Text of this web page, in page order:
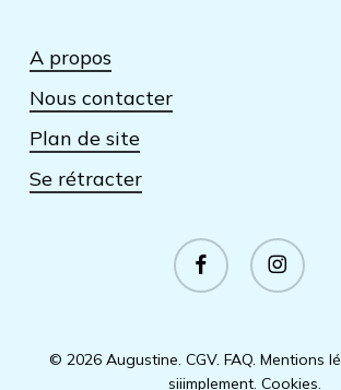
A propos
Nous contacter
Plan de site
Se rétracter
facebook instagram
© 2026 Augustine.CGV.FAQ.Mentions
siiimplement. Cookies.